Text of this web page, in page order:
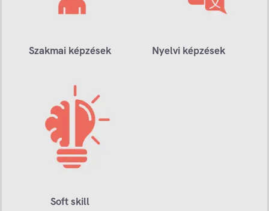
Szakmai képzések Nyelvi képzések
Soft skill